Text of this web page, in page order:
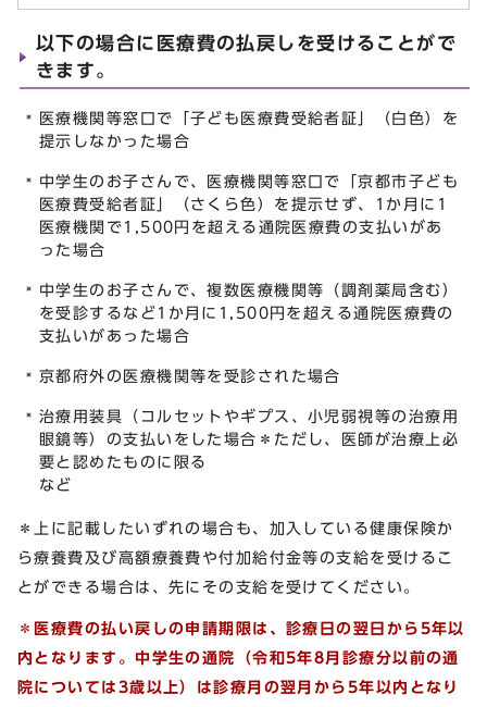
以下の場合に医療費の払戻しを受けることがで
きます。
医療機関等窓口で「子ども医療費受給者証」（白色）を
提示しなかった場合
中学生のお子さんで、医療機関等窓口で「京都市子ども
医療費受給者証」（さくら色）を提示せず、1か月に1
医療機関で1,500円を超える通院医療費の支払いがあ
った場合
中学生のお子さんで、複数医療機関等（調剤薬局含む）
を受診するなど1か月に1,500円を超える通院医療費の
支払いがあった場合
京都府外の医療機関等を受診された場合
治療用装具（コルセットやギプス、小児弱視等の治療用
眼鏡等）の支払いをした場合＊ただし、医師が治療上必
要と認めたものに限る
など
＊上に記載したいずれの場合も、加入している健康保険か
ら療養費及び高額療養費や付加給付金等の支給を受けるこ
とができる場合は、先にその支給を受けてください。
＊医療費の払い戻しの申請期限は、診療日の翌日から5年以
内となります。中学生の通院（令和5年8月診療分以前の通
院については3歳以上）は診療月の翌月から5年以内となり